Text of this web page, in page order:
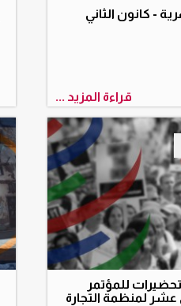
- كانون الثاني
قراءة المزيد ...
للمؤتمر
عشر لمنظمة التجارة